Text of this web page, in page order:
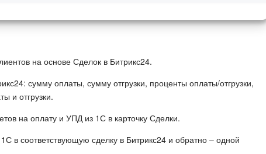
на основе Сделок в Битрикс24.
сумму оплаты, сумму отгрузки, проценты оплаты/отгрузки,
и отгрузки.
на оплату и УПД из 1С в карточку Сделки.
в соответствующую сделку в Битрикс24 и обратно – одной